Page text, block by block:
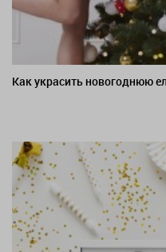
Как украсить новогоднюю